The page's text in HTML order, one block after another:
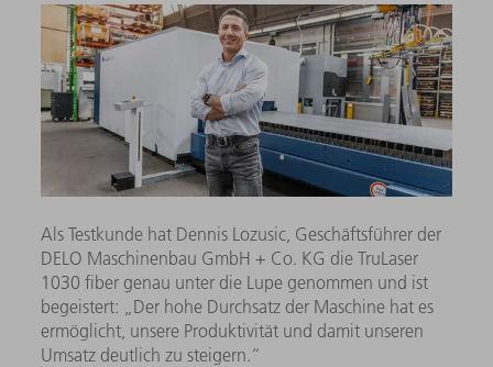
Als Testkunde hat Dennis Lozusic, Geschäftsführer der
DELO Maschinenbau GmbH + Co. KG die TruLaser
1030 fiber genau unter die Lupe genommen und ist
begeistert: „Der hohe Durchsatz der Maschine hat es
ermöglicht, unsere Produktivität und damit unseren
Umsatz deutlich zu steigern.“